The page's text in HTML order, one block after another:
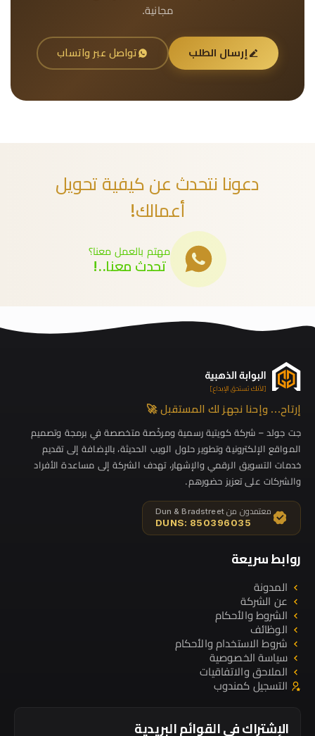
مجانية.
إرسال الطلب تواصل عبر واتساب
دعونا نتحدث عن كيفية تحويل
أعمالك!
مهتم بالعمل معنا؟
تحدث معنا..!
إرتاح… وإحنا نجهز لك المستقبل 🚀
جت جولد – شركة كويتية رسمية ومرخّصة متخصصة في برمجة وتصميم
المواقع الإلكترونية وتطوير حلول الويب الحديثة، بالإضافة إلى تقديم
خدمات التسويق الرقمي والإشهار، تهدف الشركة إلى مساعدة الأفراد
والشركات على تعزيز حضورهم.
معتمدون من Dun & Bradstreet
DUNS: 850396035
روابط سريعة
المدونة
عن الشركة
الشروط والأحكام
الوظائف
شروط الاستخدام والأحكام
سياسة الخصوصية
الملاحق والاتفاقيات
التسجيل كمندوب
الإشتراك في القوائم البريدية